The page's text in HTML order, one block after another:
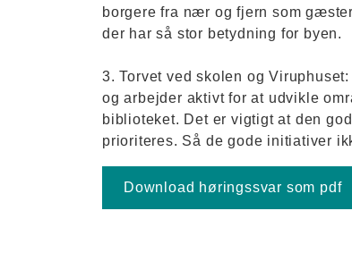
borgere fra nær og fjern som
der har så stor betydning for byen.
3. Torvet ved skolen og
og arbejder aktivt for at udvikle
biblioteket. Det er vigtigt at den
prioriteres. Så de gode initiativer
Download høringssvar som pdf